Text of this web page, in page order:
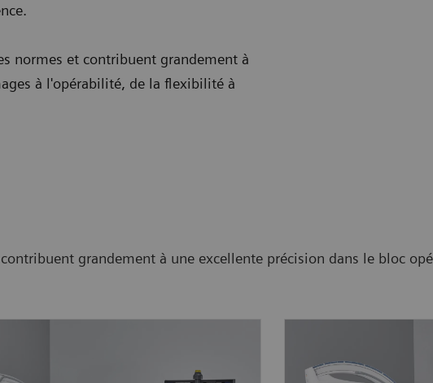
normes et contribuent grandement à
à l'opérabilité, de la flexibilité à
grandement à une excellente précision dans le bloc